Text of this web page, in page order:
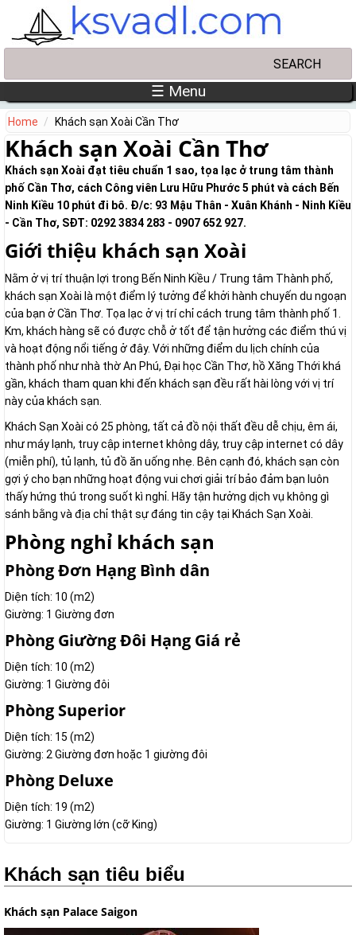
Skip to main content
☰ Menu
Home Khách sạn Xoài Cần Thơ
Khách sạn Xoài Cần Thơ
Khách sạn Xoài đạt tiêu chuẩn 1 sao, tọa lạc ở trung tâm thành
phố Cần Thơ, cách Công viên Lưu Hữu Phước 5 phút và cách Bến
Ninh Kiều 10 phút đi bô. Đ/c: 93 Mậu Thân - Xuân Khánh - Ninh Kiều
- Cần Thơ, SĐT: 0292 3834 283 - 0907 652 927.
Giới thiệu khách sạn Xoài
Nằm ở vị trí thuận lợi trong Bến Ninh Kiều / Trung tâm Thành phố,
khách sạn Xoài là một điểm lý tưởng để khởi hành chuyến du ngoạn
của bạn ở Cần Thơ. Tọa lạc ở vị trí chỉ cách trung tâm thành phố 1.
Km, khách hàng sẽ có được chỗ ở tốt để tận hưởng các điểm thú vị
và hoạt động nổi tiếng ở đây. Với những điểm du lịch chính của
thành phố như nhà thờ An Phú, Đại học Cần Thơ, hồ Xăng Thới khá
gần, khách tham quan khi đến khách sạn đều rất hài lòng với vị trí
này của khách sạn.
Khách Sạn Xoài có 25 phòng, tất cả đồ nội thất đều dễ chịu, êm ái,
như máy lạnh, truy cập internet không dây, truy cập internet có dây
(miễn phí), tủ lạnh, tủ đồ ăn uống nhẹ. Bên cạnh đó, khách sạn còn
gợi ý cho bạn những hoạt động vui chơi giải trí bảo đảm bạn luôn
thấy hứng thú trong suốt kì nghỉ. Hãy tận hưởng dịch vụ không gì
sánh bằng và địa chỉ thật sự đáng tin cậy tại Khách Sạn Xoài.
Phòng nghỉ khách sạn
Phòng Đơn Hạng Bình dân
Diện tích: 10 (m2)
Giường: 1 Giường đơn
Phòng Giường Đôi Hạng Giá rẻ
Diện tích: 10 (m2)
Giường: 1 Giường đôi
Phòng Superior
Diện tích: 15 (m2)
Giường: 2 Giường đơn hoặc 1 giường đôi
Phòng Deluxe
Diện tích: 19 (m2)
Giường: 1 Giường lớn (cỡ King)
Khách sạn tiêu biểu
Khách sạn Palace Saigon